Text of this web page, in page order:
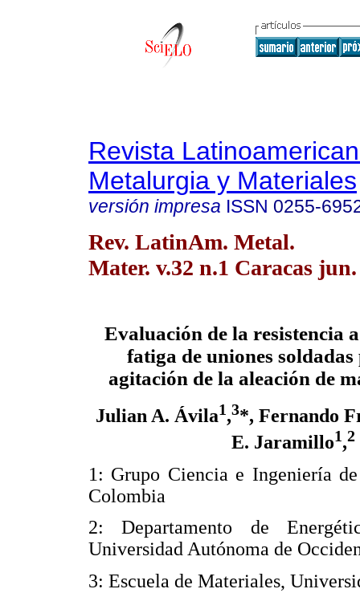
Revista
Metalurgia y Materiales
versión impresa ISSN 0255-
Rev. LatinAm. Metal.
Mater. v.32 n.1 Caracas jun.
Evaluación de la resistencia
fatiga de uniones
agitación de la aleación de
Julian A. Ávila1,3*, Fernando
E. Jaramillo1,2
1: Grupo Ciencia e Ingeniería
Colombia
2: Departamento de
Universidad Autónoma de
3: Escuela de Materiales,